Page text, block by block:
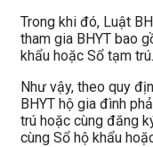
Trong khi đó, Luật
tham gia BHYT bao
khẩu hoặc Sổ tạm trú.
Như vậy, theo quy
BHYT hộ gia đình
trú hoặc cùng đăng
cùng Sổ hộ khẩu